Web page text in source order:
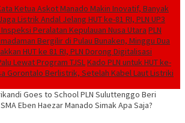
Ketua Askot Manado Makin Inovatif, Banyak
Listrik Andal Jelang HUT ke-81 RI, PLN UP3
Peralatan Kepulauan Nusa Utara PLN
Bergilir di Pulau Bunaken, Minggu Dua
HUT ke 81 RI, PLN Dorong Digitalisasi
Lewat Program TJSLKado PLN untuk HUT ke-
Gorontalo Berlistrik, Setelah Kabel Laut Listriki
Goes to School PLN Suluttenggo Beri
Eben Haezar Manado Simak Apa Saja?